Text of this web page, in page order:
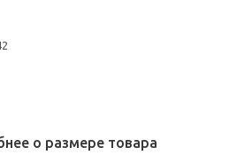
о размере товара